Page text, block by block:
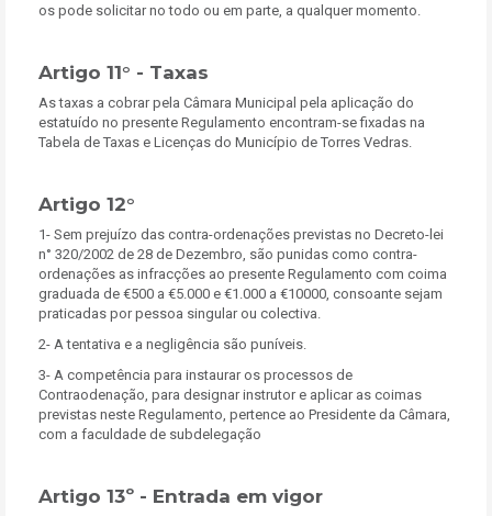
os pode solicitar no todo ou em parte, a qualquer momento.
Artigo 11° - Taxas
As taxas a cobrar pela Câmara Municipal pela aplicação do
estatuído no presente Regulamento encontram-se fixadas na
Tabela de Taxas e Licenças do Município de Torres Vedras.
Artigo 12°
1- Sem prejuízo das contra-ordenações previstas no Decreto-lei
n° 320/2002 de 28 de Dezembro, são punidas como contra-
ordenações as infracções ao presente Regulamento com coima
graduada de €500 a €5.000 e €1.000 a €10000, consoante sejam
praticadas por pessoa singular ou colectiva.
2- A tentativa e a negligência são puníveis.
3- A competência para instaurar os processos de
Contraodenação, para designar instrutor e aplicar as coimas
previstas neste Regulamento, pertence ao Presidente da Câmara,
com a faculdade de subdelegação
Artigo 13º - Entrada em vigor